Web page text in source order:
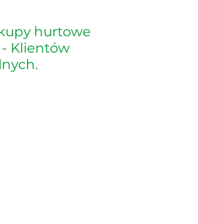
hurtowe
Klientów